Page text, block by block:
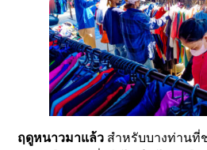
ฤดูหนาวมาแล้ว สำหรับบางท่านที่